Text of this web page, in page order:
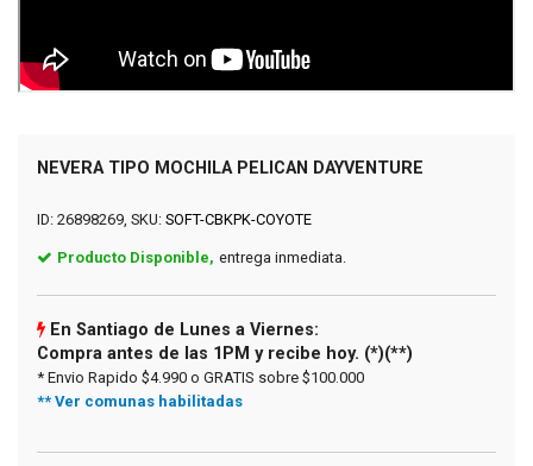
NEVERA TIPO MOCHILA PELICAN DAYVENTURE
ID: 26898269, SKU: SOFT-CBKPK-COYOTE
Producto Disponible, entrega inmediata.
En Santiago de Lunes a Viernes:
Compra antes de las 1PM y recibe hoy. (*)(**)
* Envio Rapido $4.990 o GRATIS sobre $100.000
** Ver comunas habilitadas